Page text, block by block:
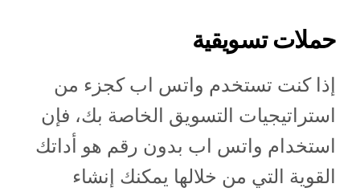
حملات تسويقية
إذا كنت تستخدم واتس اب كجزء من
استراتيجيات التسويق الخاصة بك، فإن
استخدام واتس اب بدون رقم هو أداتك
القوية التي من خلالها يمكنك إنشاء